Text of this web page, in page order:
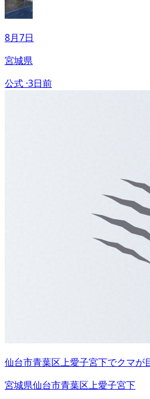
8月7日
宮城県
公式 ·3日前
仙台市青葉区上愛子宮下でクマが
宮城県仙台市青葉区上愛子宮下